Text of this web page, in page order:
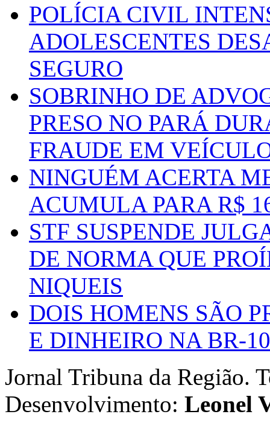
POLÍCIA CIVIL
ADOLESCENTES
SEGURO
SOBRINHO DE
PRESO NO PARÁ
FRAUDE EM
NINGUÉM ACERTA
ACUMULA PARA R$
STF SUSPENDE
DE NORMA QUE
NIQUEIS
DOIS HOMENS SÃO
E DINHEIRO NA BR-
Jornal Tribuna da Região.
Desenvolvimento: Leonel